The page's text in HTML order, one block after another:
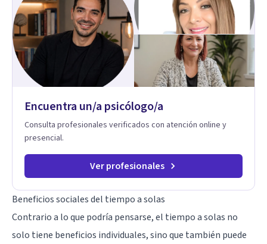
Encuentra un/a psicólogo/a
Consulta profesionales verificados con atención online y
presencial.
Ver profesionales
Beneficios sociales del tiempo a solas
Contrario a lo que podría pensarse, el tiempo a solas no
solo tiene beneficios individuales, sino que también puede